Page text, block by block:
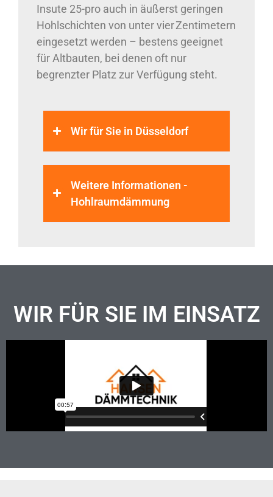
Insute 25-pro auch in äußerst geringen
Hohlschichten von unter vier Zentimetern
eingesetzt werden – bestens geeignet
für Altbauten, bei denen oft nur
begrenzter Platz zur Verfügung steht.
Wir für Sie in Düsseldorf
Weitere Informationen -
Hohlraumdämmung
WIR FÜR SIE IM EINSATZ